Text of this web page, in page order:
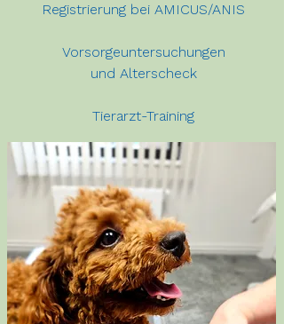
Registrierung bei AMICUS/ANIS
Vorsorgeuntersuchungen
und Alterscheck
Tierarzt-Training